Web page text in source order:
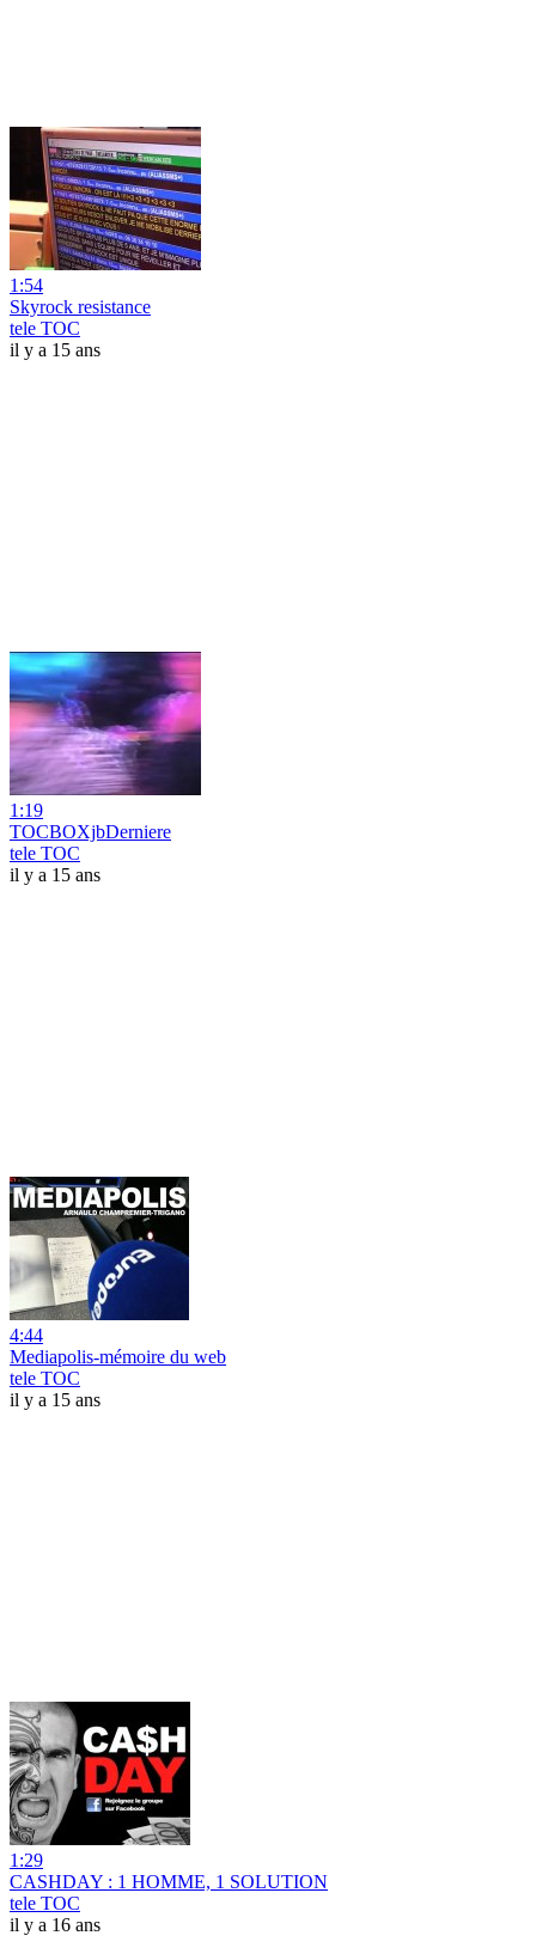
1:54
Skyrock resistance
tele TOC
il y a 15 ans
1:19
TOCBOXjbDerniere
tele TOC
il y a 15 ans
4:44
Mediapolis-mémoire du web
tele TOC
il y a 15 ans
1:29
CASHDAY : 1 HOMME, 1 SOLUTION
tele TOC
il y a 16 ans